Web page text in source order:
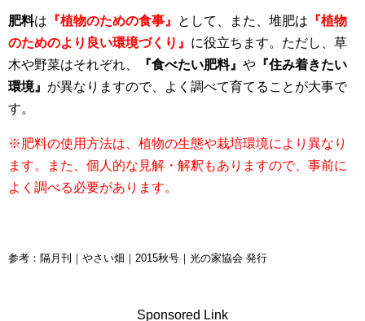
肥料は 『植物のための食事』 として、また、堆肥は 『植物
のためのより良い環境づくり』 に役立ちます。ただし、草
木や野菜はそれぞれ、
『食べたい肥料』 や 『住み着きたい
環境』 が異なりますので、よく調べて育てることが大事で
す。
※肥料の使用方法は、植物の生態や栽培環境により異なり
ます。また、個人的な見解・解釈もありますので、事前に
よく調べる必要があります。
参考：隔月刊｜やさい畑｜2015秋号｜光の家協会 発行
Sponsored Link